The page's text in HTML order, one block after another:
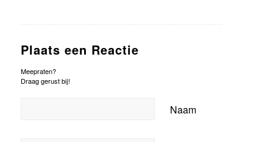
Plaats een Reactie
Meepraten?
Draag gerust bij!
Naam